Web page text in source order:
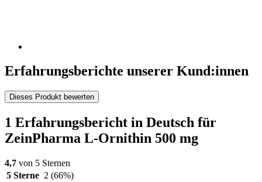
Erfahrungsberichte unserer Kund:innen
Dieses Produkt bewerten
1 Erfahrungsbericht in Deutsch für
ZeinPharma L-Ornithin 500 mg
4,7 von 5 Sternen
5 Sterne 2 (66%)